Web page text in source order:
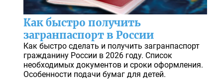
Как быстро получить
загранпаспорт в России
Как быстро сделать и получить загранпаспорт
гражданину России в 2026 году. Список
необходимых документов и сроки оформления.
Особенности подачи бумаг для детей.